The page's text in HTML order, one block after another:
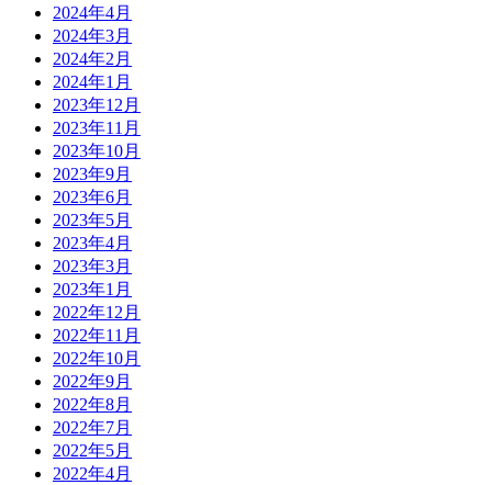
2024年4月
2024年3月
2024年2月
2024年1月
2023年12月
2023年11月
2023年10月
2023年9月
2023年6月
2023年5月
2023年4月
2023年3月
2023年1月
2022年12月
2022年11月
2022年10月
2022年9月
2022年8月
2022年7月
2022年5月
2022年4月